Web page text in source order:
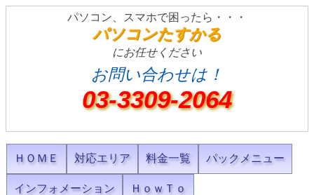
パソコン、スマホで困ったら・・・
パソコンたすかる
にお任せください
お問い合わせは！
03-3309-2064
ＨＯＭＥ 対応エリア 料金一覧 パックメニュー
インフォメーション ＨｏｗＴｏ